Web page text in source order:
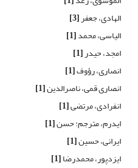
الهادی، جعفر[3]
الیاسی، محمد[1]
امجد، حیدر[1]
انصاری، رؤوف[1]
انصاری قمی، ناصرالدین[1]
انفرادی، مرتضی[1]
ایدرم، مترجم: حسن[1]
ایرانی، حسین[1]
ایزدپور، محمدرضا[1]